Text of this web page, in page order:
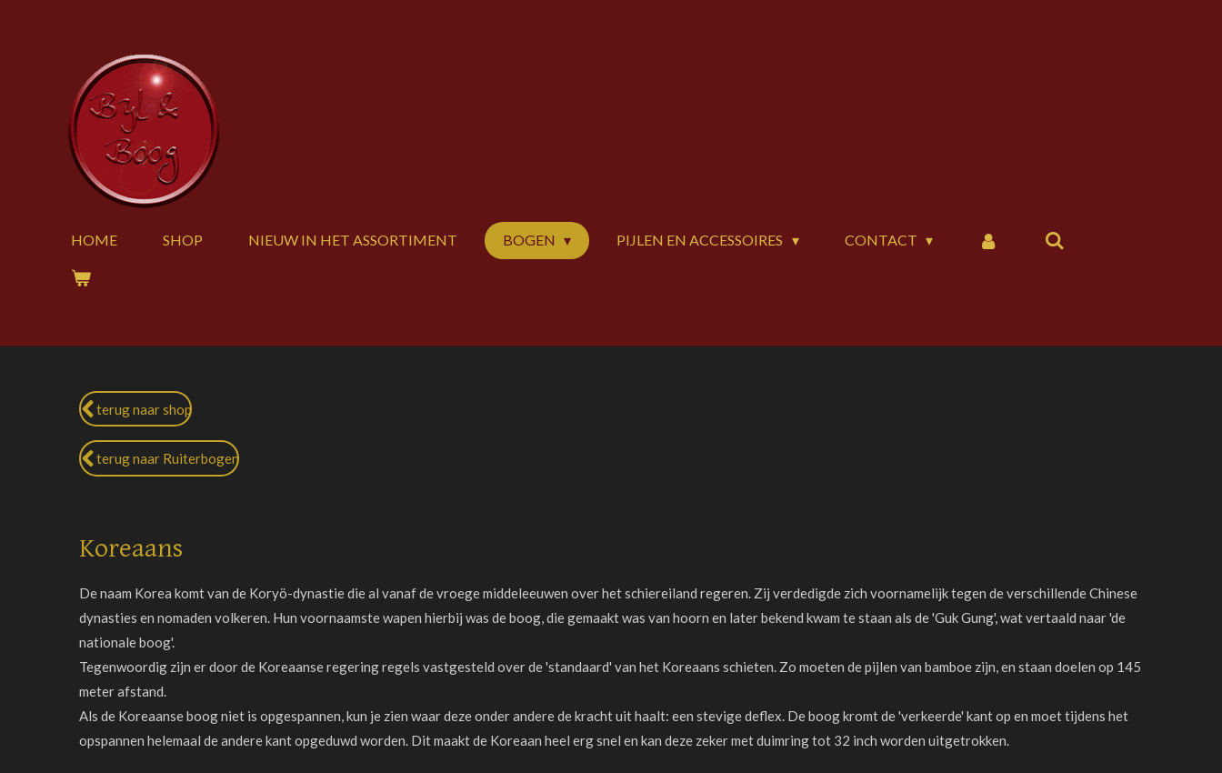
hoofdinhoud
HOME SHOP NIEUW IN HET ASSORTIMENT BOGEN PIJLEN EN ACCESSOIRES CONTACT
terug naar shop
terug naar Ruiterbogen
Koreaans
De naam Korea komt van de Koryö-dynastie die al vanaf de vroege middeleeuwen over het schiereiland regeren. Zij verdedigde zich voornamelijk tegen de verschillende Chinese
dynasties en nomaden volkeren. Hun voornaamste wapen hierbij was de boog, die gemaakt was van hoorn en later bekend kwam te staan als de 'Guk Gung', wat vertaald naar 'de
nationale boog'.
Tegenwoordig zijn er door de Koreaanse regering regels vastgesteld over de 'standaard' van het Koreaans schieten. Zo moeten de pijlen van bamboe zijn, en staan doelen op 145
meter afstand.
Als de Koreaanse boog niet is opgespannen, kun je zien waar deze onder andere de kracht uit haalt: een stevige deflex. De boog kromt de 'verkeerde' kant op en moet tijdens het
opspannen helemaal de andere kant opgeduwd worden. Dit maakt de Koreaan heel erg snel en kan deze zeker met duimring tot 32 inch worden uitgetrokken.